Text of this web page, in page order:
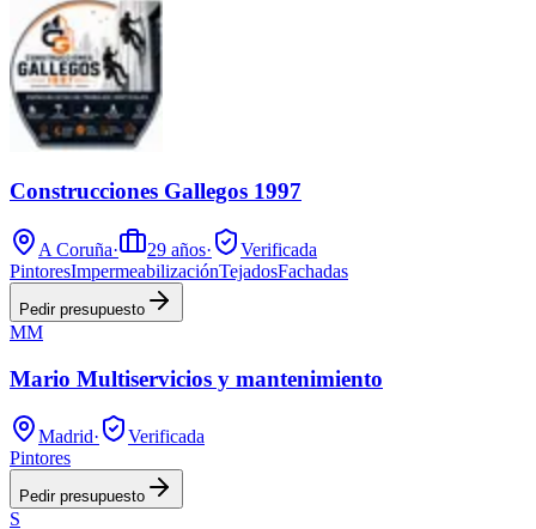
Construcciones Gallegos 1997
A Coruña· 29 años·
Verificada
PintoresImpermeabilizaciónTejadosFachadas
Pedir presupuesto
MM
Mario Multiservicios y mantenimiento
Madrid·
Verificada
Pintores
Pedir presupuesto
S